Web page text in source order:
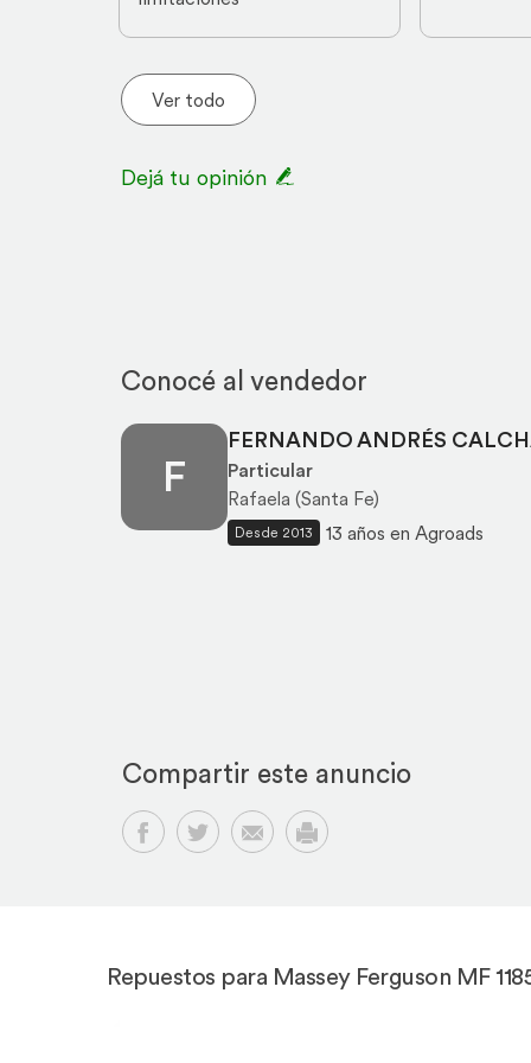
Ver todo
Dejá tu opinión
Conocé al vendedor
F
FERNANDO ANDRÉS
Particular
Rafaela (Santa Fe)
Desde 2013 13 años en Agroads
Compartir este anuncio
Compartir en Facebook
Compartir en Twitter
Compartir por email
Imprimir
Repuestos para Massey Ferguson MF